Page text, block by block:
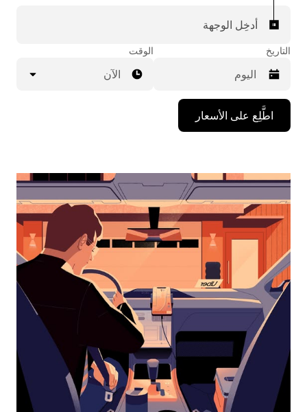
أدخِل الوجهة
التاريخ
اضغط
على
مفتاح
للأسفل
لاستخدام
التقويم
التاريخ.
اضغط
على
زر
الخروج
لإغلاق
التقويم.
الوقت
الآن
اطَّلِع على الأسعار